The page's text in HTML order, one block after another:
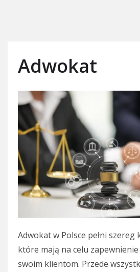
Adwokat
Adwokat w Polsce pełni szereg
które mają na celu
swoim klientom. Przede